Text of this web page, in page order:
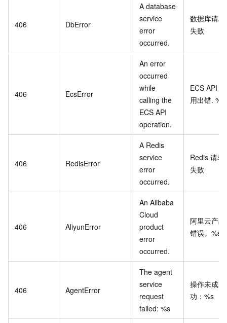
406 DbError
A database
service
error
occurred.
数据库请求
失败
406 EcsError
An error
occurred
while
calling the
ECS API
operation.
ECS API
用出错. %s
406 RedisError
A Redis
service
error
occurred.
Redis 请求
失败
406 AliyunError
An Alibaba
Cloud
product
error
occurred.
阿里云产品
错误。%s
406 AgentError
The agent
service
request
failed: %s
操作未成
功：%s